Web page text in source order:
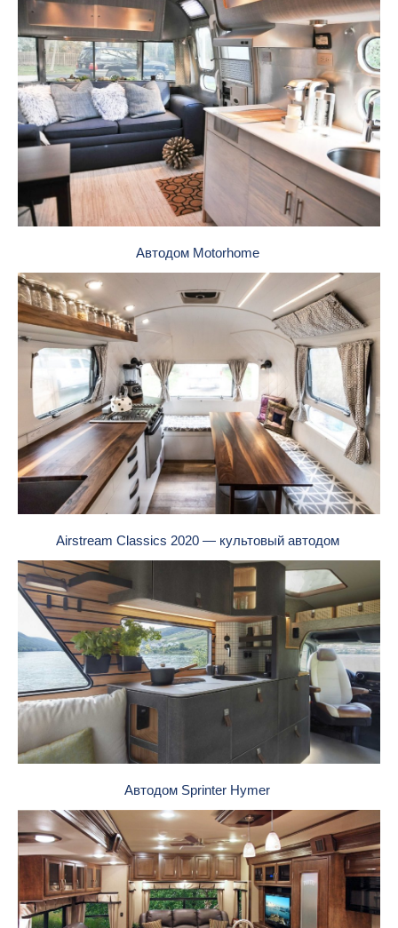
Автодом Motorhome
Airstream Classics 2020 — культовый автодом
Автодом Sprinter Hymer